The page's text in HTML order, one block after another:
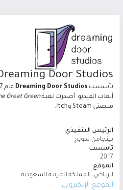
Door Studios
تأسست Dreaming Door Studios
ألعاب الفيديو. أصدرت لعبةGreat Green
منصتي Steam وItch.
الرئيس التنفيذي
بينجامن لدويج
تأسست
2017
الموقع
الرياض، المملكة العربية السعودية
الموقع الإلكتروني
Investing in
What’s Next